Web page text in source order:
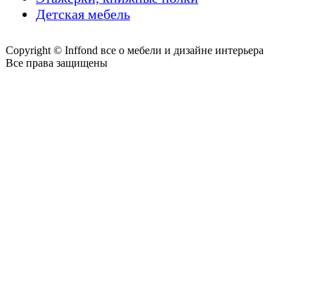
Детская мебель
Copyright © Inffond все о мебели и дизайне интерьера
Все права защищены